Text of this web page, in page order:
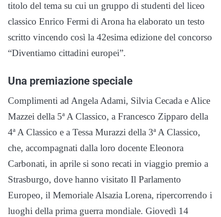
titolo del tema su cui un gruppo di studenti del liceo
classico Enrico Fermi di Arona ha elaborato un testo
scritto vincendo così la 42esima edizione del concorso
“Diventiamo cittadini europei”.
Una premiazione speciale
Complimenti ad Angela Adami, Silvia Cecada e Alice
Mazzei della 5ª A Classico, a Francesco Zipparo della
4ª A Classico e a Tessa Murazzi della 3ª A Classico,
che, accompagnati dalla loro docente Eleonora
Carbonati, in aprile si sono recati in viaggio premio a
Strasburgo, dove hanno visitato Il Parlamento
Europeo, il Memoriale Alsazia Lorena, ripercorrendo i
luoghi della prima guerra mondiale. Giovedì 14